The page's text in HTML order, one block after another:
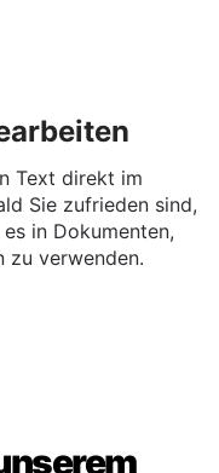
Text direkt im
Sie zufrieden sind,